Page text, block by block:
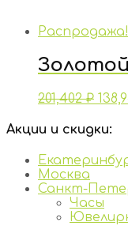
Распродажа!
201,402₽
Акции и скидки:
Москва
Санкт-
Часы